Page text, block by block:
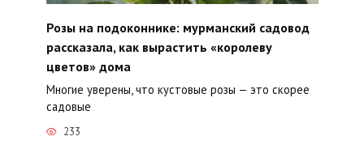
Розы на подоконнике: мурманский садовод
рассказала, как вырастить «королеву
цветов» дома
Многие уверены, что кустовые розы — это скорее
садовые
233